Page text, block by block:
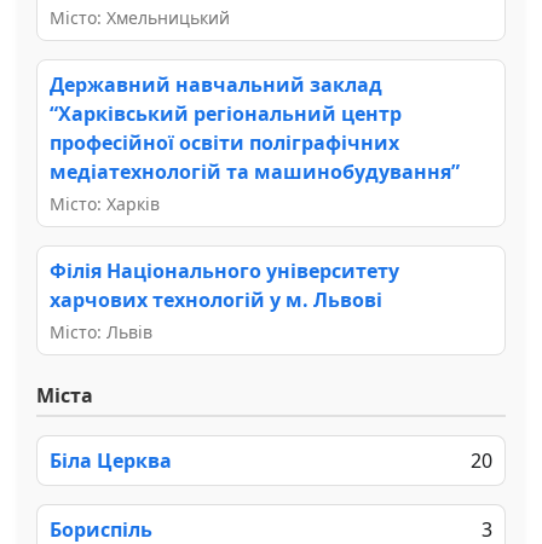
Місто: Хмельницький
Державний навчальний заклад
“Харківський регіональний центр
професійної освіти поліграфічних
медіатехнологій та машинобудування”
Місто: Харків
Філія Національного університету
харчових технологій у м. Львові
Місто: Львів
Міста
Біла Церква 20
Бориспіль 3